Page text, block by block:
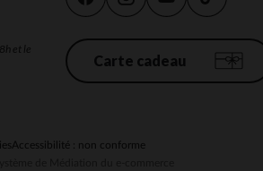
et le
Carte cadeau
Accessibilité : non conforme